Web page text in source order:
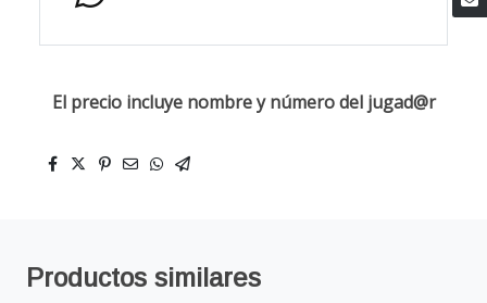
El precio incluye nombre y número del jugad@r
Productos similares